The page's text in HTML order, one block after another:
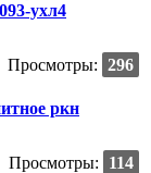
ухл4
Просмотры: 296
ркн
Просмотры: 114